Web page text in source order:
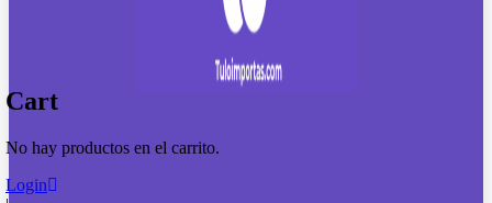
Cart
No hay productos en el carrito.
Login